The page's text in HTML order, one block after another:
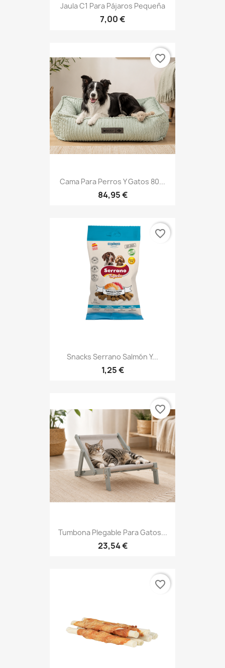
Jaula C1 Para Pájaros Pequeña
7,00 €
Cama Para Perros Y Gatos 80...
84,95 €
favorite_border
Snacks Serrano Salmón Y...
1,25 €
favorite_border
Tumbona Plegable Para Gatos...
23,54 €
favorite_border
favorite_border